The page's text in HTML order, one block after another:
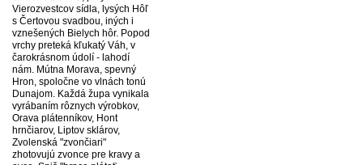
Vierozvestcov sídla, lysých Hôľ
s Čertovou svadbou, iných i
vznešených Bielych hôr. Popod
vrchy preteká kľukatý Váh, v
čarokrásnom údolí - lahodí
nám. Mútna Morava, spevný
Hron, spoločne vo vlnách tonú
Dunajom. Každá župa vynikala
vyrábaním rôznych výrobkov,
Orava plátenníkov, Hont
hrnčiarov, Liptov sklárov,
Zvolenská "zvončiari"
zhotovujú zvonce pre kravy a